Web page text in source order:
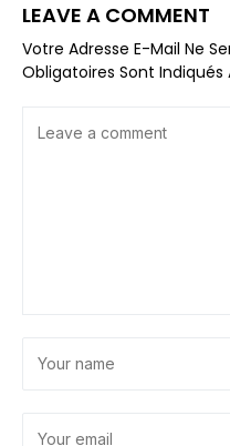
LEAVE A COMMENT
Votre Adresse E-Mail Ne
Obligatoires Sont Indiqués